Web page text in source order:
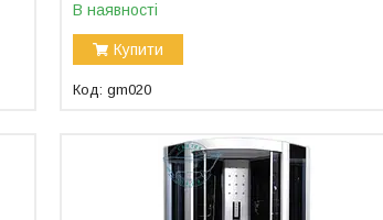
В наявності
Купити
gm020